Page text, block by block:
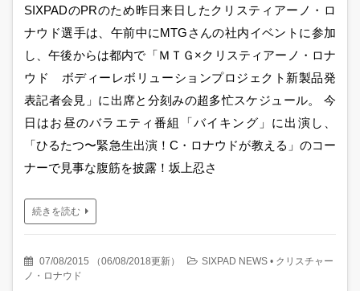
SIXPADのPRのため昨日来日したクリスティアーノ・ロ
ナウド選手は、午前中にMTGさんの社内イベントに参加
し、午後からは都内で「ＭＴＧ×クリスティアーノ・ロナ
ウド ボディーレボリューションプロジェクト新製品発
表記者会見」に出席と分刻みの超多忙スケジュール。 今
日はお昼のバラエティ番組「バイキング」に出演し、
「ひるたつ〜緊急生出演！C・ロナウドが教える」のコー
ナーで見事な腹筋を披露！坂上忍さ
続きを読む
07/08/2015 （06/08/2018更新） SIXPAD NEWS • クリスチャー
ノ・ロナウド